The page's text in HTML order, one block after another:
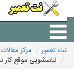
نت تعمیر مرکز مقالات
لباسشویی موقع کار